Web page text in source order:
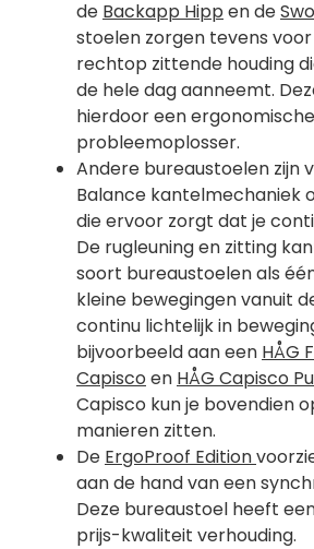
de Backapp Hipp en de
stoelen zorgen tevens
rechtop zittende houding
de hele dag aanneemt.
hierdoor een ergonomische
probleemoplosser.
Andere bureaustoelen zijn
Balance kantelmechaniek
die ervoor zorgt dat je
De rugleuning en zitting
soort bureaustoelen als
kleine bewegingen vanuit
continu lichtelijk in
bijvoorbeeld aan een HÅG
Capisco en HÅG Capisco
Capisco kun je bovendien
manieren zitten.
De ErgoProof Edition
aan de hand van een
Deze bureaustoel heeft
prijs-kwaliteit verhouding.